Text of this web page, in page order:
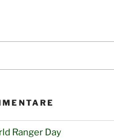
Ranger Day